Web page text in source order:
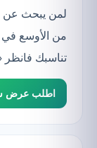
لمن يبحث عن
تناسبك فانظر
اطلب عرض